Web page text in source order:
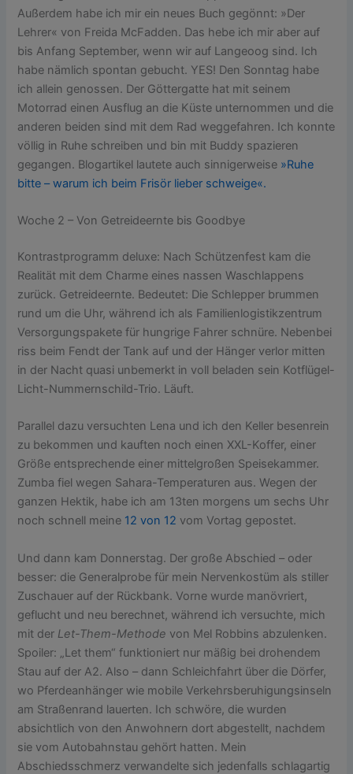
Außerdem habe ich mir ein neues Buch gegönnt: »Der
Lehrer« von Freida McFadden. Das hebe ich mir aber auf
bis Anfang September, wenn wir auf Langeoog sind. Ich
habe nämlich spontan gebucht. YES! Den Sonntag habe
ich allein genossen. Der Göttergatte hat mit seinem
Motorrad einen Ausflug an die Küste unternommen und die
anderen beiden sind mit dem Rad weggefahren. Ich konnte
völlig in Ruhe schreiben und bin mit Buddy spazieren
gegangen. Blogartikel lautete auch sinnigerweise »Ruhe
bitte – warum ich beim Frisör lieber schweige«.
Woche 2 – Von Getreideernte bis Goodbye
Kontrastprogramm deluxe: Nach Schützenfest kam die
Realität mit dem Charme eines nassen Waschlappens
zurück. Getreideernte. Bedeutet: Die Schlepper brummen
rund um die Uhr, während ich als Familienlogistikzentrum
Versorgungspakete für hungrige Fahrer schnüre. Nebenbei
riss beim Fendt der Tank auf und der Hänger verlor mitten
in der Nacht quasi unbemerkt in voll beladen sein Kotflügel-
Licht-Nummernschild-Trio. Läuft.
Parallel dazu versuchten Lena und ich den Keller besenrein
zu bekommen und kauften noch einen XXL-Koffer, einer
Größe entsprechende einer mittelgroßen Speisekammer.
Zumba fiel wegen Sahara-Temperaturen aus. Wegen der
ganzen Hektik, habe ich am 13ten morgens um sechs Uhr
noch schnell meine 12 von 12 vom Vortag gepostet.
Und dann kam Donnerstag. Der große Abschied – oder
besser: die Generalprobe für mein Nervenkostüm als stiller
Zuschauer auf der Rückbank. Vorne wurde manövriert,
geflucht und neu berechnet, während ich versuchte, mich
mit der Let-Them-Methode von Mel Robbins abzulenken.
Spoiler: „Let them“ funktioniert nur mäßig bei drohendem
Stau auf der A2. Also – dann Schleichfahrt über die Dörfer,
wo Pferdeanhänger wie mobile Verkehrsberuhigungsinseln
am Straßenrand lauerten. Ich schwöre, die wurden
absichtlich von den Anwohnern dort abgestellt, nachdem
sie vom Autobahnstau gehört hatten. Mein
Abschiedsschmerz verwandelte sich jedenfalls schlagartig